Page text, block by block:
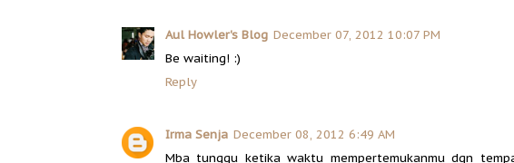
Aul Howler's Blog December 07, 2012 10:07 PM
Be waiting! :)
Reply
Irma Senja December 08, 2012 6:49 AM
Mba tunggu ketika waktu mempertemukanmu dgn